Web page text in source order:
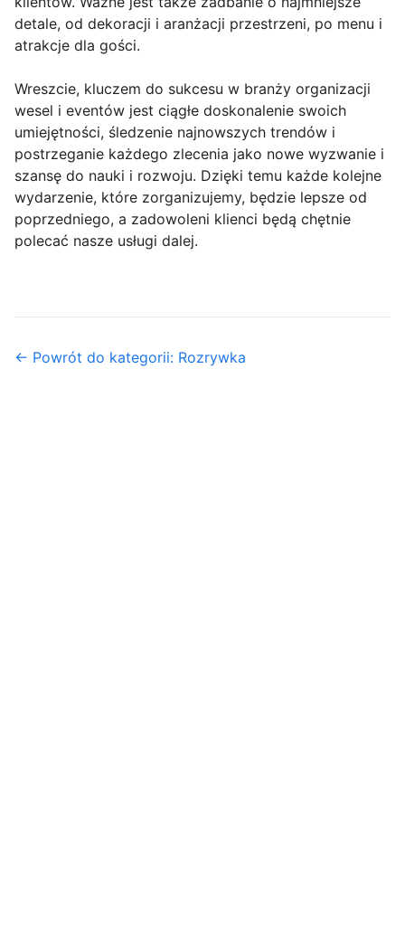
detale, od dekoracji i aranżacji przestrzeni, po menu i
atrakcje dla gości.
Wreszcie, kluczem do sukcesu w branży organizacji
wesel i eventów jest ciągłe doskonalenie swoich
umiejętności, śledzenie najnowszych trendów i
postrzeganie każdego zlecenia jako nowe wyzwanie i
szansę do nauki i rozwoju. Dzięki temu każde kolejne
wydarzenie, które zorganizujemy, będzie lepsze od
poprzedniego, a zadowoleni klienci będą chętnie
polecać nasze usługi dalej.
← Powrót do kategorii: Rozrywka